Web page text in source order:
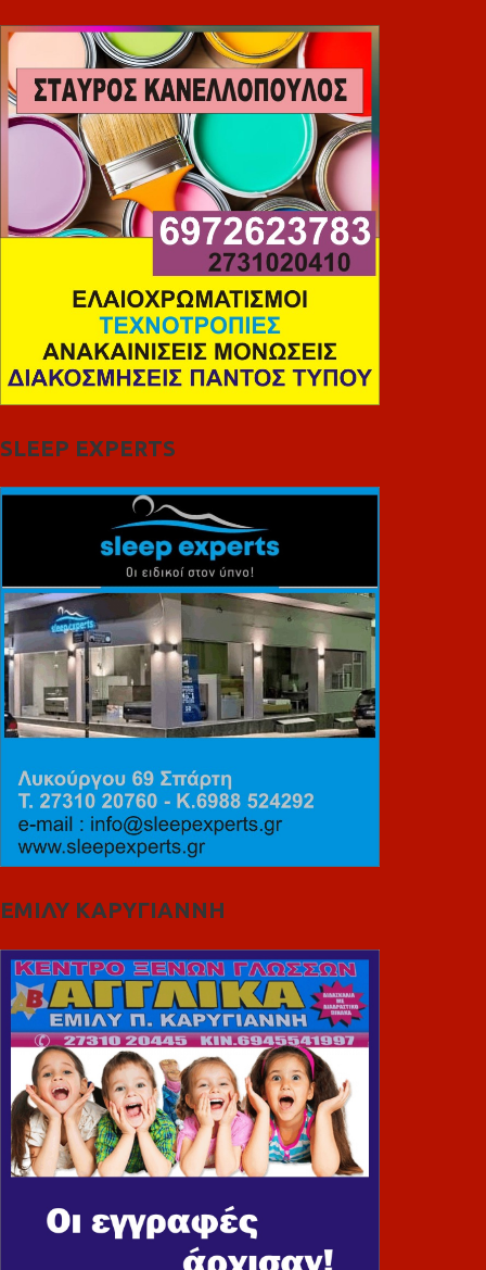
SLEEP EXPERTS
ΕΜΙΛΥ ΚΑΡΥΓΙΑΝΝΗ